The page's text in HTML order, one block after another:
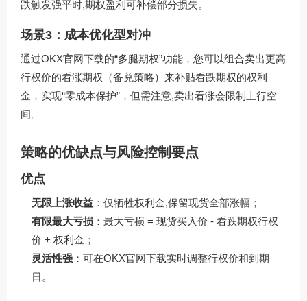
跌触发强平时,期权盈利可补偿部分损失。
场景3：成本优化型对冲
通过OKX官网下载的“多腿期权”功能，您可以组合卖出更高
行权价的看涨期权（备兑策略）来补贴看跌期权的权利
金，实现“零成本保护”，但需注意,卖出看涨会限制上行空
间。
策略的优缺点与风险控制要点
优点
无限上涨收益 ：仅牺牲权利金,保留现货全部涨幅；
有限最大亏损 ：最大亏损 = 现货买入价 - 看跌期权行权
价 + 权利金；
灵活性强 ：可在OKX官网下载实时调整行权价和到期
日。